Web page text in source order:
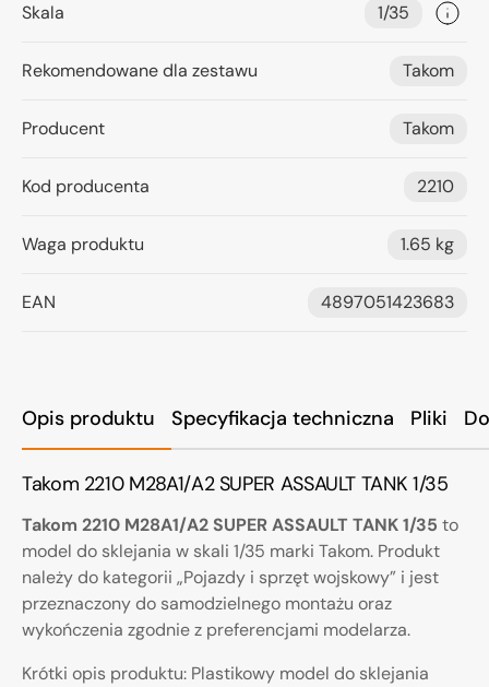
Opis produktu Specyfikacja techniczna Pliki
Takom 2210 M28A1/A2 SUPER ASSAULT TANK 1/35
Takom 2210 M28A1/A2 SUPER ASSAULT TANK 1/35 to
model do sklejania w skali 1/35 marki Takom. Produkt
należy do kategorii „Pojazdy i sprzęt wojskowy” i jest
przeznaczony do samodzielnego montażu oraz
wykończenia zgodnie z preferencjami modelarza.
Krótki opis produktu: Plastikowy model do sklejania
Skala 1/35
Rekomendowane dla zestawu Takom
Producent Takom
Kod producenta 2210
Waga produktu 1.65 kg
EAN 4897051423683